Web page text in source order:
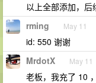
以上全部添加，
rming May 11
id: 550 谢谢
MrdotX May 11
老板，我充了 10